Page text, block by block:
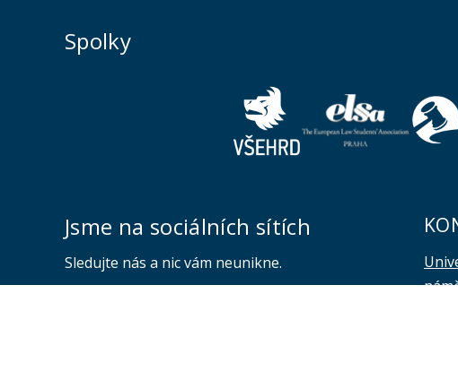
Spolky
Jsme na sociálních sítích
Sledujte nás a nic vám neunikne.